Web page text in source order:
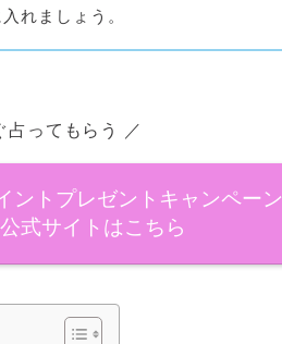
れましょう。
占ってもらう ／
ントプレゼントキャンペーン
式サイトはこちら